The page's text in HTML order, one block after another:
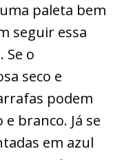
paleta bem
seguir essa
Se o
seco e
podem
branco. Já se
em azul